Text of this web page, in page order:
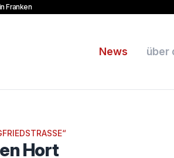
Franken
News über
Hort